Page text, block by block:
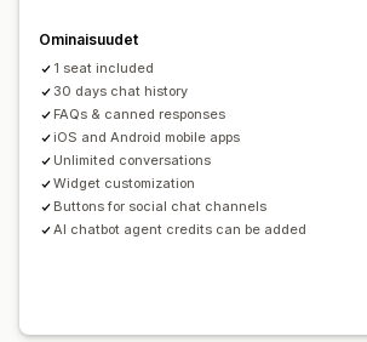
Tervehdykset
Arvostelupyynnöt
Lisämyynti
Kyselyt
Mukautukset
Väri ja fontti Emojit ja tarrat
Tervetuloviestit
Chattipainikkeet
Keskustelujen kohdistaminen
Sääntöpohjaiset käynnistimet
Tilausten seuranta
Monikielisyys Useat kaupat
Ominaisuudet
1 seat included
30 days chat history
FAQs & canned responses
iOS and Android mobile apps
Unlimited conversations
Widget customization
Buttons for social chat channels
AI chatbot agent credits can be added